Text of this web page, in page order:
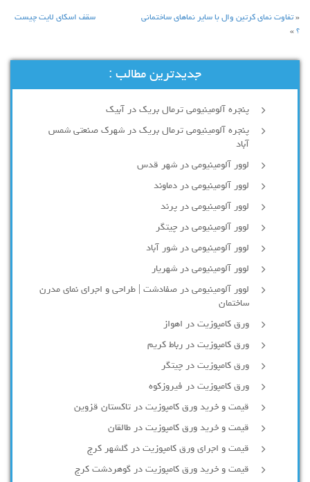
«تفاوت نمای کرتین وال با سایر نماهای ساختمانی
سقف اسکای لایت چیست
؟ »
جدیدترین مطالب :
پنجره آلومینیومی ترمال بریک در آبیک
پنجره آلومینیومی ترمال بریک در شهرک صنعتی شمس
آباد
لوور آلومینیومی در شهر قدس
لوور آلومینیومی در دماوند
لوور آلومینیومی در پرند
لوور آلومینیومی در چیتگر
لوور آلومینیومی در شور آباد
لوور آلومينيومي در شهريار
لوور آلومینیومی در صفادشت | طراحی و اجرای نمای مدرن
ساختمان
ورق کامپوزیت در اهواز
ورق کامپوزیت در رباط کریم
ورق کامپوزیت در چیتگر
ورق کامپوزیت در فیروزکوه
قیمت و خرید ورق کامپوزیت در تاکستان قزوین
قیمت و خرید ورق کامپوزیت در طالقان
قیمت و اجرای ورق کامپوزیت در گلشهر کرج
قیمت و خرید ورق کامپوزیت در گوهردشت کرج